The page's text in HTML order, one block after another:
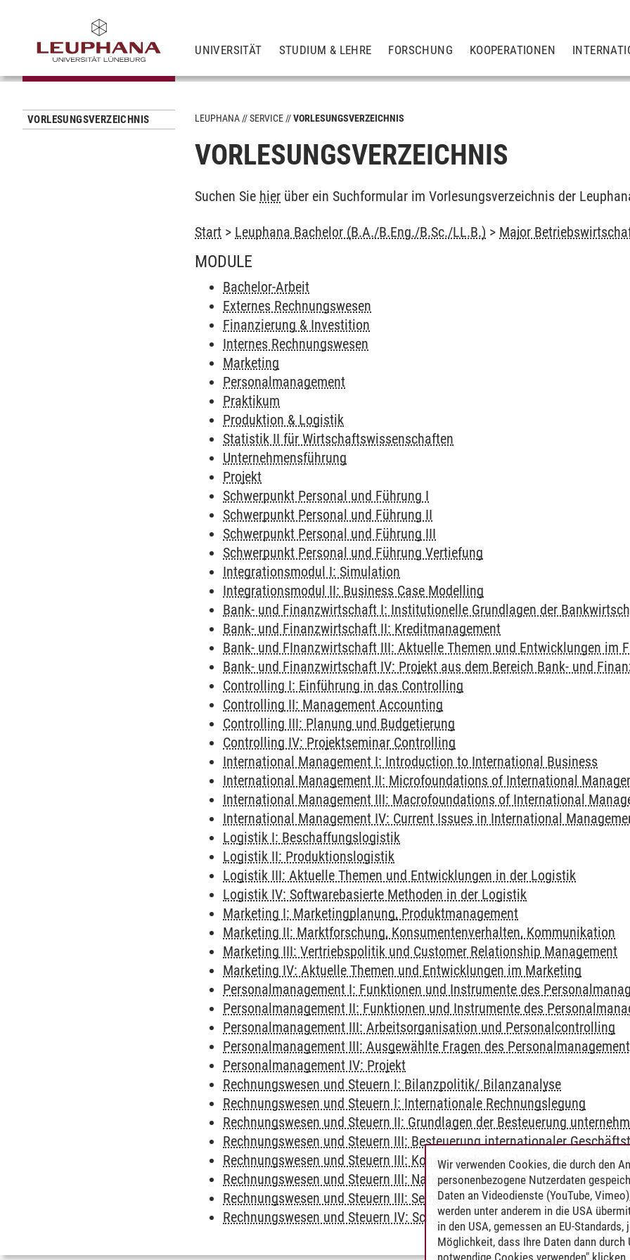
UNIVERSITÄT STUDIUM & LEHRE FORSCHUNG KOOPERATIONEN
VORLESUNGSVERZEICHNIS LEUPHANA SERVICE VORLESUNGSVERZEICHNIS
VORLESUNGSVERZEICHNIS
Suchen Sie hier über ein Suchformular im Vorlesungsverzeichnis der
Start > Leuphana Bachelor (B.A./B.Eng./B.Sc./LL.B.) > Major
MODULE
Bachelor-Arbeit
Externes Rechnungswesen
Finanzierung & Investition
Internes Rechnungswesen
Marketing
Personalmanagement
Praktikum
Produktion & Logistik
Statistik II für Wirtschaftswissenschaften
Unternehmensführung
Projekt
Schwerpunkt Personal und Führung I
Schwerpunkt Personal und Führung II
Schwerpunkt Personal und Führung III
Schwerpunkt Personal und Führung Vertiefung
Integrationsmodul I: Simulation
Integrationsmodul II: Business Case Modelling
Bank- und Finanzwirtschaft I: Institutionelle Grundlagen der
Bank- und Finanzwirtschaft II: Kreditmanagement
Bank- und FInanzwirtschaft III: Aktuelle Themen und Entwicklungen im
Bank- und Finanzwirtschaft IV: Projekt aus dem Bereich Bank- und
Controlling I: Einführung in das Controlling
Controlling II: Management Accounting
Controlling III: Planung und Budgetierung
Controlling IV: Projektseminar Controlling
International Management I: Introduction to International Business
International Management II: Microfoundations of International
International Management III: Macrofoundations of International
International Management IV: Current Issues in International
Logistik I: Beschaffungslogistik
Logistik II: Produktionslogistik
Logistik III: Aktuelle Themen und Entwicklungen in der Logistik
Logistik IV: Softwarebasierte Methoden in der Logistik
Marketing I: Marketingplanung, Produktmanagement
Marketing II: Marktforschung, Konsumentenverhalten, Kommunikation
Marketing III: Vertriebspolitik und Customer Relationship Management
Marketing IV: Aktuelle Themen und Entwicklungen im Marketing
Personalmanagement I: Funktionen und Instrumente des
Personalmanagement II: Funktionen und Instrumente des
Personalmanagement III: Arbeitsorganisation und Personalcontrolling
Personalmanagement III: Ausgewählte Fragen des
Personalmanagement IV: Projekt
Rechnungswesen und Steuern I: Bilanzpolitik/ Bilanzanalyse
Rechnungswesen und Steuern I: Internationale Rechnungslegung
Rechnungswesen und Steuern II: Grundlagen der Besteuerung
Rechnungswesen und Steuern III: Besteuerung internationaler
Rechnungswesen und Steuern III: Konzernrechnungslegung/
Rechnungswesen und Steuern III: Nationale steuerliche
Rechnungswesen und Steuern III: Seminar "Rechnungswesen und
Rechnungswesen und Steuern IV: Schwerpunktprojekt
Wir verwenden Cookies, die durch den
personenbezogene Nutzerdaten
Daten an Videodienste (YouTube,
werden unter anderem in die USA
in den USA, gemessen an EU-
Möglichkeit, dass Ihre Daten dann durch
notwendige Cookies verwenden"